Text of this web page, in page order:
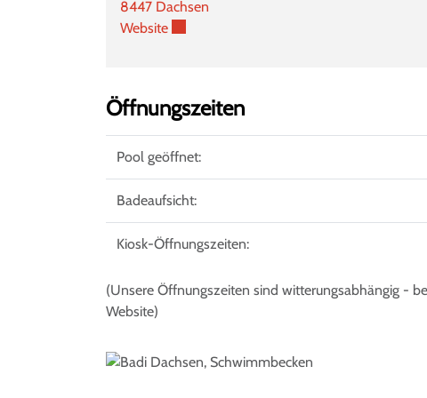
8447 Dachsen
WebsiteExterner Link wird in einem neuen Fenster
Öffnungszeiten
Pool geöffnet:
Badeaufsicht:
Kiosk-Öffnungszeiten:
(Unsere Öffnungszeiten sind witterungsabhängig -
Website)